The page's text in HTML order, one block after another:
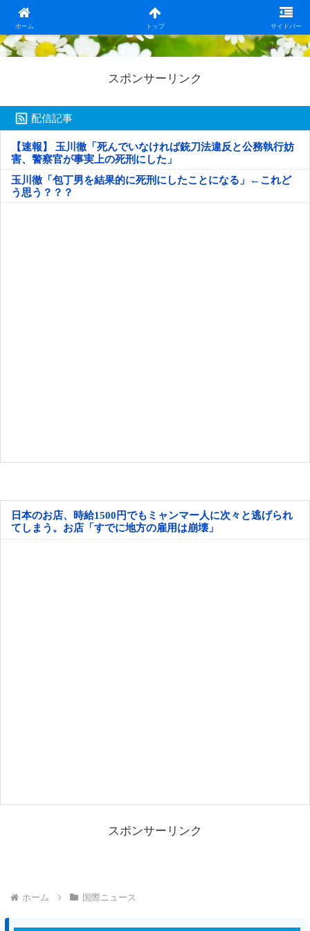
ホーム トップ サイドバー
日本第一！ニュース録
スポンサーリンク
配信記事
【速報】 玉川徹「死んでいなければ銃刀法違反と公務執行妨
害、警察官が事実上の死刑にした」
玉川徹「包丁男を結果的に死刑にしたことになる」←これど
う思う？？？
日本のお店、時給1500円でもミャンマー人に次々と逃げられ
てしまう。お店「すでに地方の雇用は崩壊」
スポンサーリンク
ホーム 国際ニュース